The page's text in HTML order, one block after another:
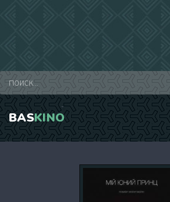
BASKINO